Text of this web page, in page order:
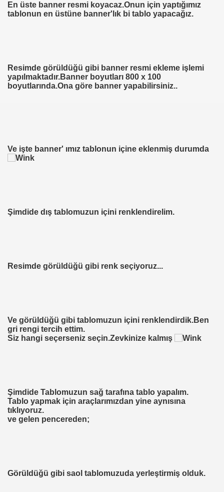
En üste banner resmi koyacaz.Onun için yaptığımız
tablonun en üstüne banner'lık bi tablo yapacağız.
Resimde görüldüğü gibi banner resmi ekleme işlemi
yapılmaktadır.Banner boyutları 800 x 100
boyutlarında.Ona göre banner yapabilirsiniz..
Ve işte banner' ımız tablonun içine eklenmiş durumda
Şimdide dış tablomuzun içini renklendirelim.
Resimde görüldüğü gibi renk seçiyoruz...
Ve görüldüğü gibi tablomuzun içini renklendirdik.Ben
gri rengi tercih ettim.
Siz hangi seçerseniz seçin.Zevkinize kalmış
Şimdide Tablomuzun sağ tarafına tablo yapalım.
Tablo yapmak için araçlarımızdan yine aynısına
tıklıyoruz.
ve gelen pencereden;
Görüldüğü gibi saol tablomuzuda yerleştirmiş olduk.